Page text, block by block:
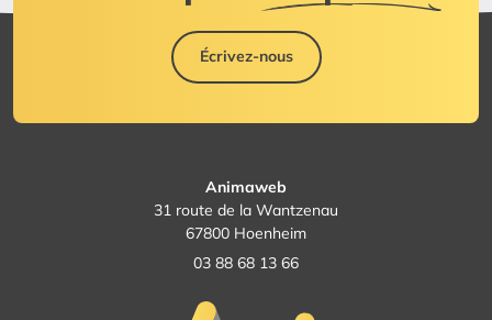
Écrivez-nous
Animaweb
31 route de la Wantzenau
67800 Hoenheim
03 88 68 13 66